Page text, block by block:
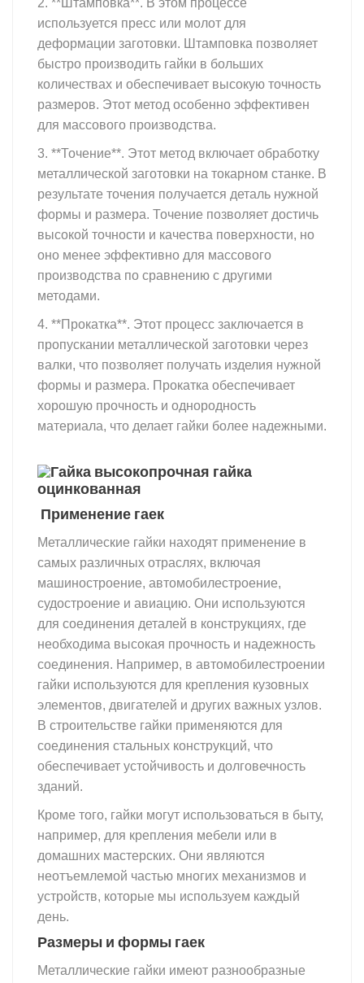
2. **Штамповка**. В этом процессе
используется пресс или молот для
деформации заготовки. Штамповка позволяет
быстро производить гайки в больших
количествах и обеспечивает высокую точность
размеров. Этот метод особенно эффективен
для массового производства.
3. **Точение**. Этот метод включает обработку
металлической заготовки на токарном станке. В
результате точения получается деталь нужной
формы и размера. Точение позволяет достичь
высокой точности и качества поверхности, но
оно менее эффективно для массового
производства по сравнению с другими
методами.
4. **Прокатка**. Этот процесс заключается в
пропускании металлической заготовки через
валки, что позволяет получать изделия нужной
формы и размера. Прокатка обеспечивает
хорошую прочность и однородность
материала, что делает гайки более надежными.
Применение гаек
Металлические гайки находят применение в
самых различных отраслях, включая
машиностроение, автомобилестроение,
судостроение и авиацию. Они используются
для соединения деталей в конструкциях, где
необходима высокая прочность и надежность
соединения. Например, в автомобилестроении
гайки используются для крепления кузовных
элементов, двигателей и других важных узлов.
В строительстве гайки применяются для
соединения стальных конструкций, что
обеспечивает устойчивость и долговечность
зданий.
Кроме того, гайки могут использоваться в быту,
например, для крепления мебели или в
домашних мастерских. Они являются
неотъемлемой частью многих механизмов и
устройств, которые мы используем каждый
день.
Размеры и формы гаек
Металлические гайки имеют разнообразные